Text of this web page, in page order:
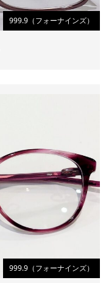
999.9（フォーナインズ）
999.9（フォーナインズ）